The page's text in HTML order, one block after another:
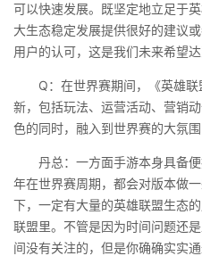
可以快速发展。既坚定地立足于
大生态稳定发展提供很好的建议
用户的认可，这是我们未来希望达
Q：在世界赛期间，《英雄联
新，包括玩法、运营活动、营销
色的同时，融入到世界赛的大氛
丹总：一方面手游本身具备便
年在世界赛周期，都会对版本做
下，一定有大量的英雄联盟生态
联盟里。不管是因为时间问题还
间没有关注的，但是你确确实实